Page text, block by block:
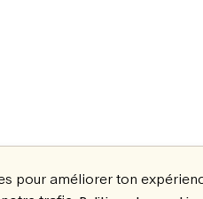
pour améliorer ton